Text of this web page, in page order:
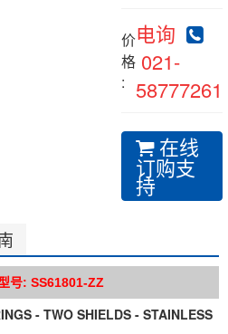
价
格
:
电询
021-
58777261
在线
订购支
持
号: SS61801-ZZ
- TWO SHIELDS - STAINLESS